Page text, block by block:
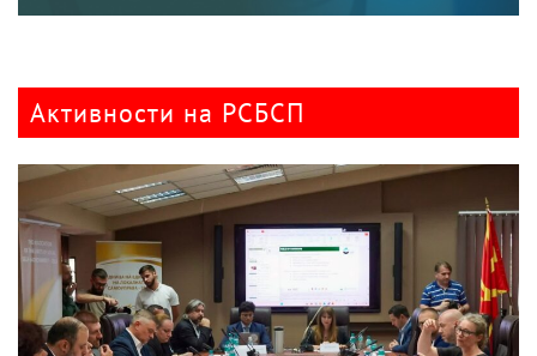
Активности на РСБСП